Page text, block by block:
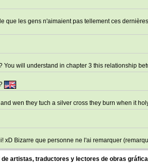
que les gens n'aimaient pas tellement ces
You will understand in chapter 3 this relationship
wen they tuch a silver cross they burn when it
xD Bizarre que personne ne l'ai remarquer
artistas, traductores y lectores de obras